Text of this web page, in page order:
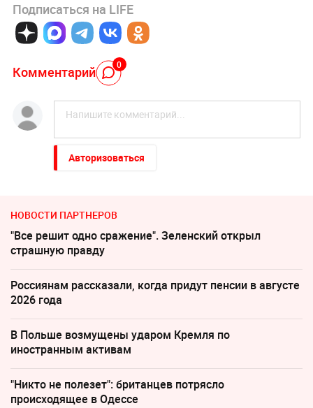
Подписаться на LIFE
Комментарий 0
Авторизоваться
НОВОСТИ ПАРТНЕРОВ
"Все решит одно сражение". Зеленский открыл
страшную правду
Россиянам рассказали, когда придут пенсии в августе
2026 года
В Польше возмущены ударом Кремля по
иностранным активам
"Никто не полезет": британцев потрясло
происходящее в Одессе